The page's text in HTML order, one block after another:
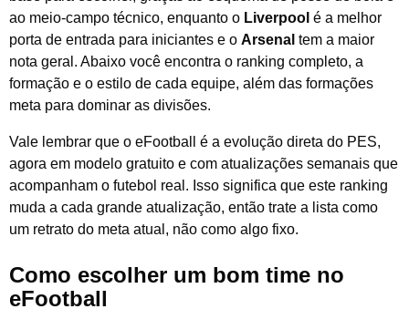
ao meio-campo técnico, enquanto o Liverpool é a melhor
porta de entrada para iniciantes e o Arsenal tem a maior
nota geral. Abaixo você encontra o ranking completo, a
formação e o estilo de cada equipe, além das formações
meta para dominar as divisões.
Vale lembrar que o eFootball é a evolução direta do PES,
agora em modelo gratuito e com atualizações semanais que
acompanham o futebol real. Isso significa que este ranking
muda a cada grande atualização, então trate a lista como
um retrato do meta atual, não como algo fixo.
Como escolher um bom time no
eFootball